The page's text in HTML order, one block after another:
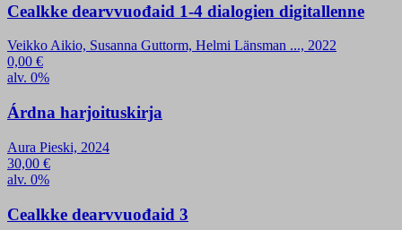
Cealkke dearvvuođaid 1-4 dialogien digitallenne
Veikko Aikio, Susanna Guttorm, Helmi Länsman ..., 2022
0,00 €
alv. 0%
Árdna harjoituskirja
Aura Pieski, 2024
30,00 €
alv. 0%
Cealkke dearvvuođaid 3